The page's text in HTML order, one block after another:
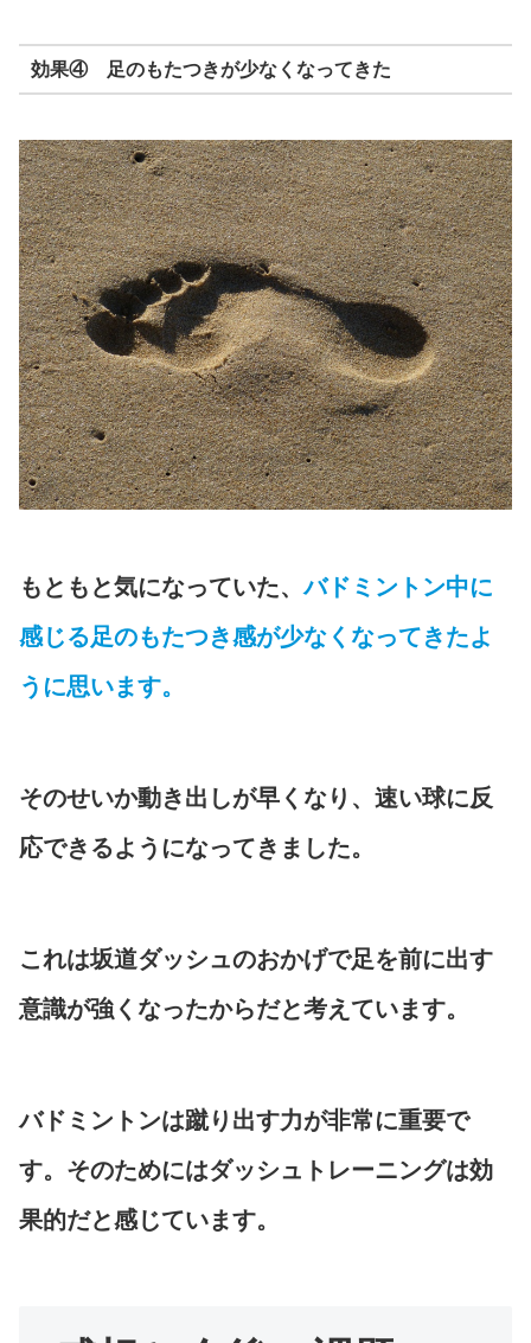
効果④ 足のもたつきが少なくなってきた
もともと気になっていた、バドミントン中に
感じる足のもたつき感が少なくなってきたよ
うに思います。
そのせいか動き出しが早くなり、速い球に反
応できるようになってきました。
これは坂道ダッシュのおかげで足を前に出す
意識が強くなったからだと考えています。
バドミントンは蹴り出す力が非常に重要で
す。そのためにはダッシュトレーニングは効
果的だと感じています。